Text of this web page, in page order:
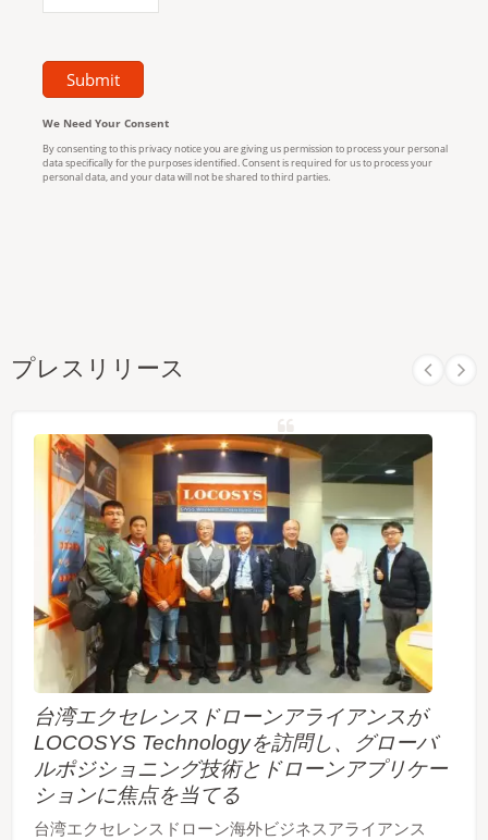
プレスリリース
台湾エクセレンスドローンアライアンスが
LOCOSYS Technologyを訪問し、グローバ
ルポジショニング技術とドローンアプリケー
ションに焦点を当てる
台湾エクセレンスドローン海外ビジネスアライアンス